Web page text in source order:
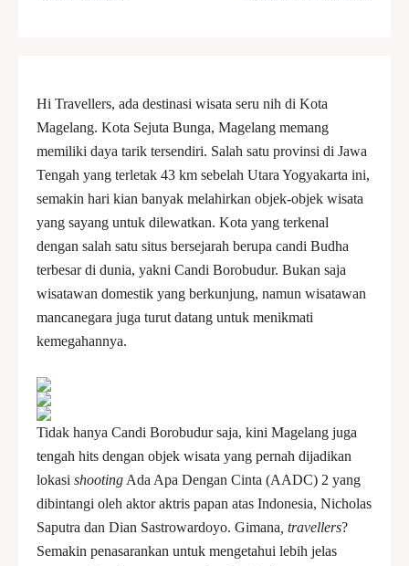
Hi Travellers, ada destinasi wisata seru nih di Kota
Magelang. Kota Sejuta Bunga, Magelang memang
memiliki daya tarik tersendiri. Salah satu provinsi di Jawa
Tengah yang terletak 43 km sebelah Utara Yogyakarta ini,
semakin hari kian banyak melahirkan objek-objek wisata
yang sayang untuk dilewatkan. Kota yang terkenal
dengan salah satu situs bersejarah berupa candi Budha
terbesar di dunia, yakni Candi Borobudur. Bukan saja
wisatawan domestik yang berkunjung, namun wisatawan
mancanegara juga turut datang untuk menikmati
kemegahannya.
Tidak hanya Candi Borobudur saja, kini Magelang juga
tengah hits dengan objek wisata yang pernah dijadikan
lokasi shooting Ada Apa Dengan Cinta (AADC) 2 yang
dibintangi oleh aktor aktris papan atas Indonesia, Nicholas
Saputra dan Dian Sastrowardoyo. Gimana , travellers?
Semakin penasarankan untuk mengetahui lebih jelas